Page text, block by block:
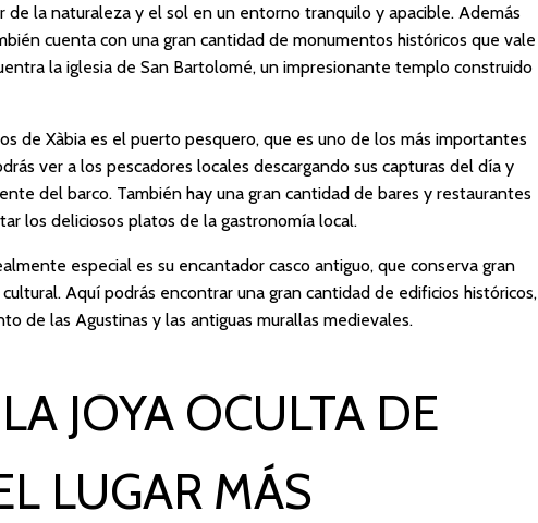
de la naturaleza y el sol en un entorno tranquilo y apacible. Además
cuenta con una gran cantidad de monumentos históricos que vale
la iglesia de San Bartolomé, un impresionante templo construido
de Xàbia es el puerto pesquero, que es uno de los más importantes
ver a los pescadores locales descargando sus capturas del día y
del barco. También hay una gran cantidad de bares y restaurantes
los deliciosos platos de la gastronomía local.
especial es su encantador casco antiguo, que conserva gran
Aquí podrás encontrar una gran cantidad de edificios históricos,
de las Agustinas y las antiguas murallas medievales.
JOYA OCULTA DE
LUGAR MÁS